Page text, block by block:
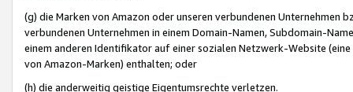
(g) die Marken von Amazon oder unseren verbundenen Unternehmen
verbundenen Unternehmen in einem Domain-Namen, Subdomain-
einem anderen Identifikator auf einer sozialen Netzwerk-Website
von Amazon-Marken) enthalten; oder
(h) die anderweitig geistige Eigentumsrechte verletzen.